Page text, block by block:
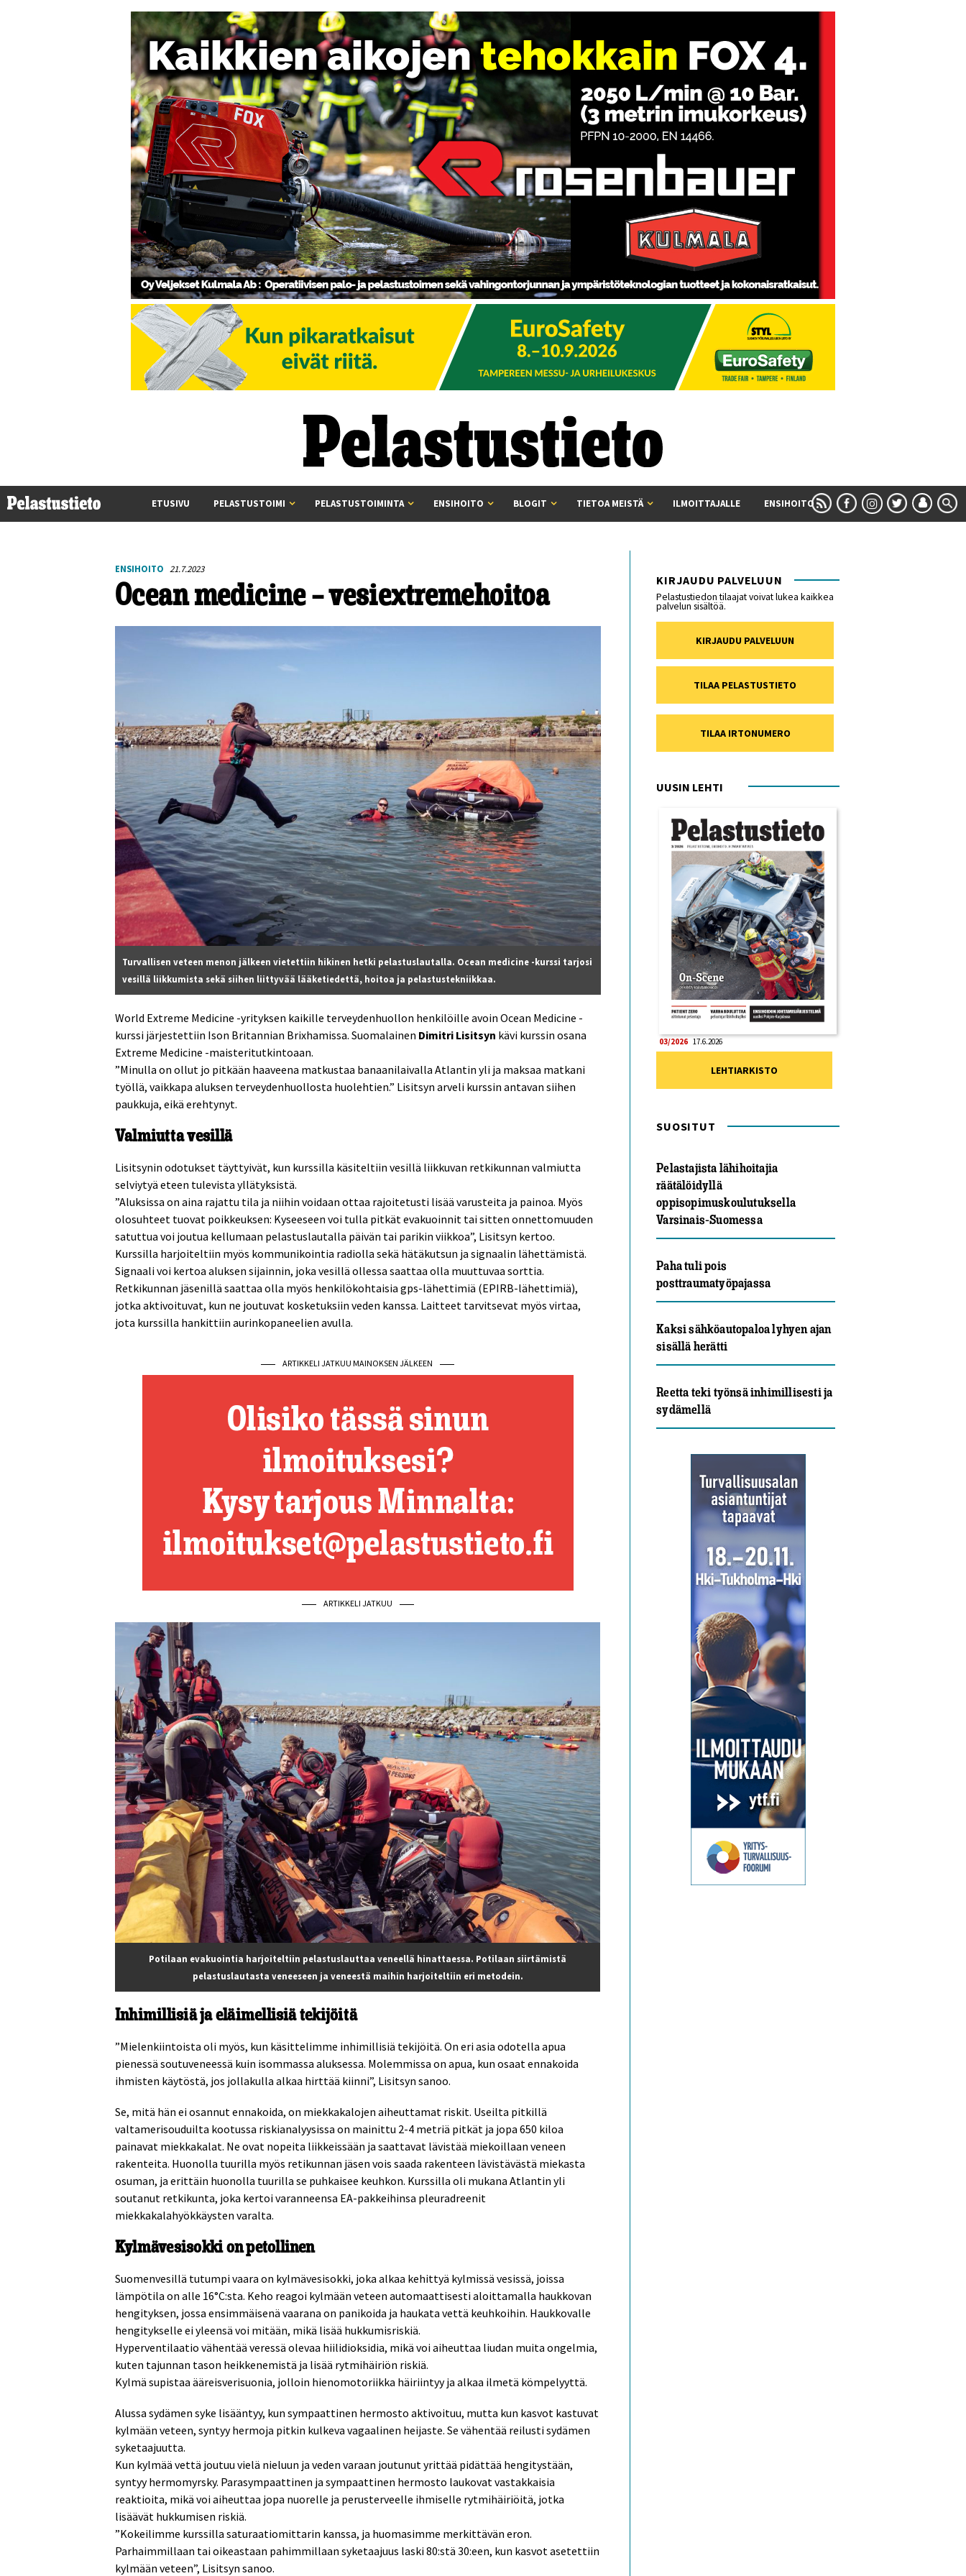
ETUSIVU PELASTUSTOIMI PELASTUSTOIMINTA ENSIHOITO BLOGIT TIETOA MEISTÄ ILMOITTAJALLE ENSIHOITO
ENSIHOITO 21.7.2023
Ocean medicine – vesiextremehoitoa
Turvallisen veteen menon jälkeen vietettiin hikinen hetki pelastuslautalla. Ocean medicine -kurssi tarjosi
vesillä liikkumista sekä siihen liittyvää lääketiedettä, hoitoa ja pelastustekniikkaa.
World Extreme Medicine -yrityksen kaikille terveydenhuollon henkilöille avoin Ocean Medicine -
kurssi järjestettiin Ison Britannian Brixhamissa. Suomalainen Dimitri Lisitsyn kävi kurssin osana
Extreme Medicine -maisteritutkintoaan.
”Minulla on ollut jo pitkään haaveena matkustaa banaanilaivalla Atlantin yli ja maksaa matkani
työllä, vaikkapa aluksen terveydenhuollosta huolehtien.” Lisitsyn arveli kurssin antavan siihen
paukkuja, eikä erehtynyt.
Valmiutta vesillä
Lisitsynin odotukset täyttyivät, kun kurssilla käsiteltiin vesillä liikkuvan retkikunnan valmiutta
selviytyä eteen tulevista yllätyksistä.
”Aluksissa on aina rajattu tila ja niihin voidaan ottaa rajoitetusti lisää varusteita ja painoa. Myös
olosuhteet tuovat poikkeuksen: Kyseeseen voi tulla pitkät evakuoinnit tai sitten onnettomuuden
satuttua voi joutua kellumaan pelastuslautalla päivän tai parikin viikkoa”, Lisitsyn kertoo.
Kurssilla harjoiteltiin myös kommunikointia radiolla sekä hätäkutsun ja signaalin lähettämistä.
Signaali voi kertoa aluksen sijainnin, joka vesillä ollessa saattaa olla muuttuvaa sorttia.
Retkikunnan jäsenillä saattaa olla myös henkilökohtaisia gps-lähettimiä (EPIRB-lähettimiä),
jotka aktivoituvat, kun ne joutuvat kosketuksiin veden kanssa. Laitteet tarvitsevat myös virtaa,
jota kurssilla hankittiin aurinkopaneelien avulla.
ARTIKKELI JATKUU MAINOKSEN JÄLKEEN
ARTIKKELI JATKUU
Potilaan evakuointia harjoiteltiin pelastuslauttaa veneellä hinattaessa. Potilaan siirtämistä
pelastuslautasta veneeseen ja veneestä maihin harjoiteltiin eri metodein.
Inhimillisiä ja eläimellisiä tekijöitä
”Mielenkiintoista oli myös, kun käsittelimme inhimillisiä tekijöitä. On eri asia odotella apua
pienessä soutuveneessä kuin isommassa aluksessa. Molemmissa on apua, kun osaat ennakoida
ihmisten käytöstä, jos jollakulla alkaa hirttää kiinni”, Lisitsyn sanoo.
Se, mitä hän ei osannut ennakoida, on miekkakalojen aiheuttamat riskit. Useilta pitkillä
valtamerisouduilta kootussa riskianalyysissa on mainittu 2-4 metriä pitkät ja jopa 650 kiloa
painavat miekkakalat. Ne ovat nopeita liikkeissään ja saattavat lävistää miekoillaan veneen
rakenteita. Huonolla tuurilla myös retikunnan jäsen vois saada rakenteen lävistävästä miekasta
osuman, ja erittäin huonolla tuurilla se puhkaisee keuhkon. Kurssilla oli mukana Atlantin yli
soutanut retkikunta, joka kertoi varanneensa EA-pakkeihinsa pleuradreenit
miekkakalahyökkäysten varalta.
Kylmävesisokki on petollinen
Suomenvesillä tutumpi vaara on kylmävesisokki, joka alkaa kehittyä kylmissä vesissä, joissa
lämpötila on alle 16°C:sta. Keho reagoi kylmään veteen automaattisesti aloittamalla haukkovan
hengityksen, jossa ensimmäisenä vaarana on panikoida ja haukata vettä keuhkoihin. Haukkovalle
hengitykselle ei yleensä voi mitään, mikä lisää hukkumisriskiä.
Hyperventilaatio vähentää veressä olevaa hiilidioksidia, mikä voi aiheuttaa liudan muita ongelmia,
kuten tajunnan tason heikkenemistä ja lisää rytmihäiriön riskiä.
Kylmä supistaa ääreisverisuonia, jolloin hienomotoriikka häiriintyy ja alkaa ilmetä kömpelyyttä.
Alussa sydämen syke lisääntyy, kun sympaattinen hermosto aktivoituu, mutta kun kasvot kastuvat
kylmään veteen, syntyy hermoja pitkin kulkeva vagaalinen heijaste. Se vähentää reilusti sydämen
syketaajuutta.
Kun kylmää vettä joutuu vielä nieluun ja veden varaan joutunut yrittää pidättää hengitystään,
syntyy hermomyrsky. Parasympaattinen ja sympaattinen hermosto laukovat vastakkaisia
reaktioita, mikä voi aiheuttaa jopa nuorelle ja perusterveelle ihmiselle rytmihäiriöitä, jotka
lisäävät hukkumisen riskiä.
”Kokeilimme kurssilla saturaatiomittarin kanssa, ja huomasimme merkittävän eron.
Parhaimmillaan tai oikeastaan pahimmillaan syketaajuus laski 80:stä 30:een, kun kasvot asetettiin
kylmään veteen”, Lisitsyn sanoo.
KIRJAUDU PALVELUUN
Pelastustiedon tilaajat voivat lukea kaikkea
palvelun sisältöä.
KIRJAUDU PALVELUUN
TILAA PELASTUSTIETO
TILAA IRTONUMERO
UUSIN LEHTI
03/2026 17.6.2026
LEHTIARKISTO
SUOSITUT
Pelastajista lähihoitajia
räätälöidyllä
oppisopimuskoulutuksella
Varsinais-Suomessa
Paha tuli pois
posttraumatyöpajassa
Kaksi sähköautopaloa lyhyen ajan
sisällä herätti
Reetta teki työnsä inhimillisesti ja
sydämellä